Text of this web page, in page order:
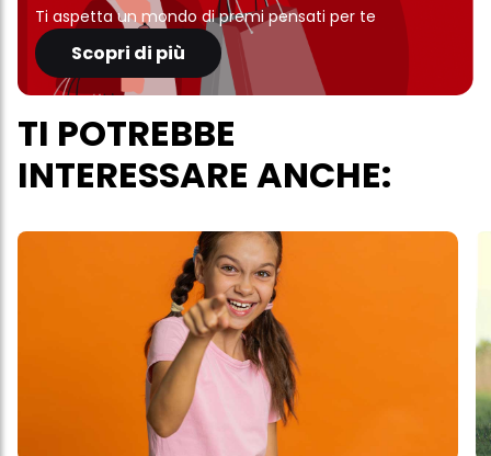
Ti aspetta un mondo di premi pensati per te
Scopri di più
TI POTREBBE
INTERESSARE ANCHE: